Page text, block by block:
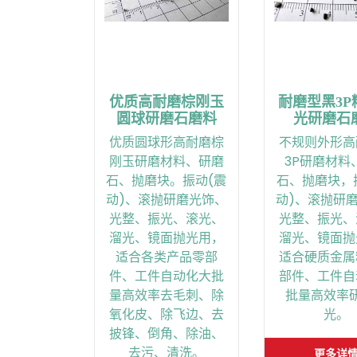
优质高耐磨棕刚玉
圆球研磨石磨料
优质圆球形高耐磨棕
刚玉研磨材料、研磨
石、抛磨块。振动(震
动)、滚抛研磨光饰、
光整、振光、滚光、
溜光、镜面抛光用，
适合各类产品零部
件、工件自动化大批
量高效率去毛刺、除
氧化皮、除飞边、去
披锋、倒角、除油、
去污、清洗。
耐磨型黑3P
光研磨石
不规则外形
3P研磨材料
石、抛磨块
动)、滚抛研
光整、振光
溜光、镜面
适合硬质金
部件、工件
批量高效率
光。
更多详